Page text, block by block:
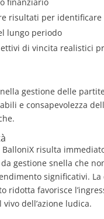
risultati per identificare
lungo periodo
di vincita realistici
gestione delle
e consapevolezza
risulta
gestione snella che
significativi. La
ridotta favorisce
dell’azione ludica.